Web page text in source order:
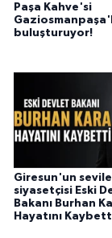
Paşa Kahve'si
buluşturuyor!
Giresun'un
siyasetçisi Eski
Bakanı Burhan
Hayatını